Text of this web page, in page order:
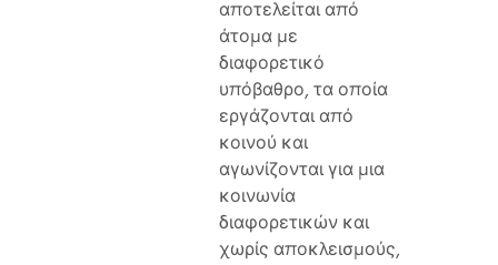
αποτελείται από
άτομα με
διαφορετικό
υπόβαθρο, τα οποία
εργάζονται από
κοινού και
αγωνίζονται για μια
κοινωνία
διαφορετικών και
χωρίς αποκλεισμούς,